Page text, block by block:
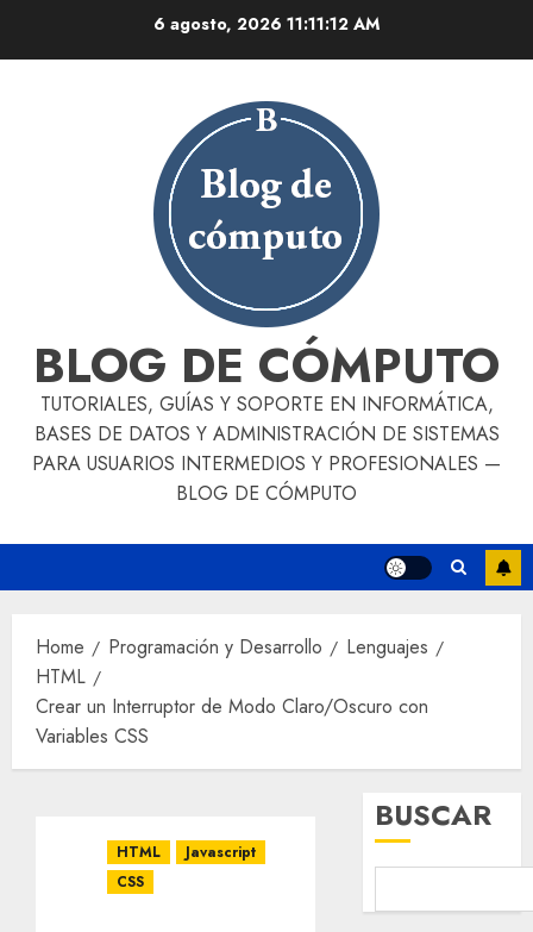
6 agosto, 2026 11:11:13 AM
BLOG DE CÓMPUTO
TUTORIALES, GUÍAS Y SOPORTE EN INFORMÁTICA,
BASES DE DATOS Y ADMINISTRACIÓN DE SISTEMAS
PARA USUARIOS INTERMEDIOS Y PROFESIONALES —
BLOG DE CÓMPUTO
Home Programación y Desarrollo
Lenguajes
HTML
Crear un Interruptor de Modo Claro/Oscuro con
Variables CSS
HTML
Javascript
CSS
BUSCAR